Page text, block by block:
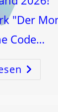
"Der
Code…
ErLÖSE
Die
Zeit!